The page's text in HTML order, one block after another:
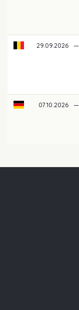
29.09.2026 —
07.10.2026 —